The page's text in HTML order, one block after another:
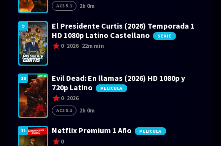
AC3 5.1 2h 0m
9
El Presidente Curtis (2026) Temporada 1
HD 1080p Latino Castellano
SERIE
0 2026 22m min
10
Evil Dead: En llamas (2026) HD 1080p y
720p Latino
PELICULA
0 2026
AC3 5.1 2h 0m
11 Netflix Premium 1 Año PELICULA
0